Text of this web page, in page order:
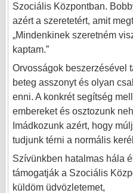
Szociális Központban.
azért a szeretetért, amit
„Mindenkinek szeretném
kaptam.”
Orvosságok beszerzésével
beteg asszonyt és olyan
enni. A konkrét segítség
embereket és osztozunk
Imádkozunk azért, hogy
tudjunk térni a normális
Szívünkben hatalmas hála
támogatják a Szociális
küldöm üdvözletemet,